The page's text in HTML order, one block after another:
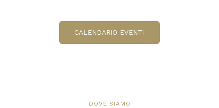
CALENDARIO EVENTI
DOVE SIAMO